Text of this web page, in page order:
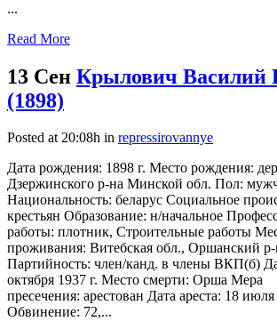
...
Read More
13 Сен Крылович Василий
(1898)
Posted at 20:08h in repressirovannye
Дата рождения: 1898 г. Место рождения:
Дзержинского р-на Минской обл. Пол:
Национальность: беларус Социальное
крестьян Образование: н/начальное
работы: плотник, Строительные работы
проживания: Витебская обл., Оршанский
Партийность: член/канд. в члены ВКП(б)
октября 1937 г. Место смерти: Орша Мера
пресечения: арестован Дата ареста: 18 июля
Обвинение: 72,...